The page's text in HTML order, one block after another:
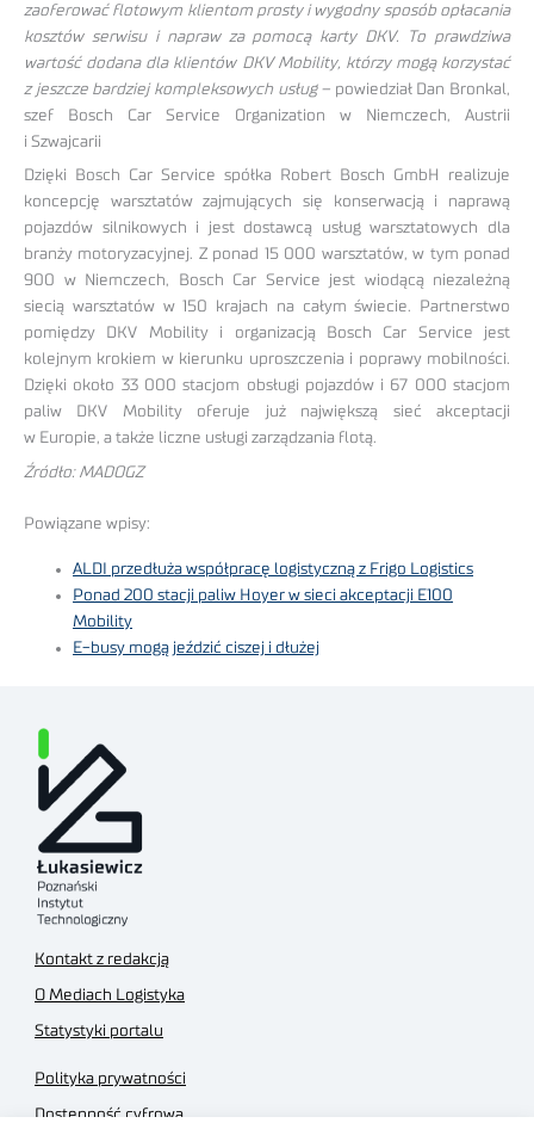
zaoferować flotowym klientom prosty i wygodny sposób opłacania
kosztów serwisu i napraw za pomocą karty DKV. To prawdziwa
wartość dodana dla klientów DKV Mobility, którzy mogą korzystać
z jeszcze bardziej kompleksowych usług – powiedział Dan Bronkal,
szef Bosch Car Service Organization w Niemczech, Austrii
i Szwajcarii
Dzięki Bosch Car Service spółka Robert Bosch GmbH realizuje
koncepcję warsztatów zajmujących się konserwacją i naprawą
pojazdów silnikowych i jest dostawcą usług warsztatowych dla
branży motoryzacyjnej. Z ponad 15 000 warsztatów, w tym ponad
900 w Niemczech, Bosch Car Service jest wiodącą niezależną
siecią warsztatów w 150 krajach na całym świecie. Partnerstwo
pomiędzy DKV Mobility i organizacją Bosch Car Service jest
kolejnym krokiem w kierunku uproszczenia i poprawy mobilności.
Dzięki około 33 000 stacjom obsługi pojazdów i 67 000 stacjom
paliw DKV Mobility oferuje już największą sieć akceptacji
w Europie, a także liczne usługi zarządzania flotą.
Źródło: MADOGZ
Powiązane wpisy:
ALDI przedłuża współpracę logistyczną z Frigo Logistics
Ponad 200 stacji paliw Hoyer w sieci akceptacji E100
Mobility
E-busy mogą jeździć ciszej i dłużej
Kontakt z redakcją
O Mediach Logistyka
Statystyki portalu
Polityka prywatności
Dostępność cyfrowa